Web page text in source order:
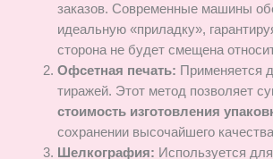
заказов. Современные машины
идеальную «приладку»,
сторона не будет смещена
Офсетная печать: Применяется
тиражей. Этот метод позволяет
стоимость изготовления
сохранении высочайшего
Шелкография: Используется